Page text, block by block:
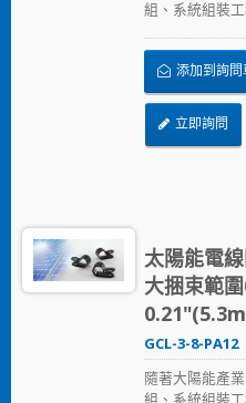
組、系統組裝
座、浪管到邊
方案，加速節
料，在惡劣的
命。
添加到詢問
立即詢問
太陽能電
大捆束範
GCL-3-8-PA12
隨著大陽能產
組、系統組裝